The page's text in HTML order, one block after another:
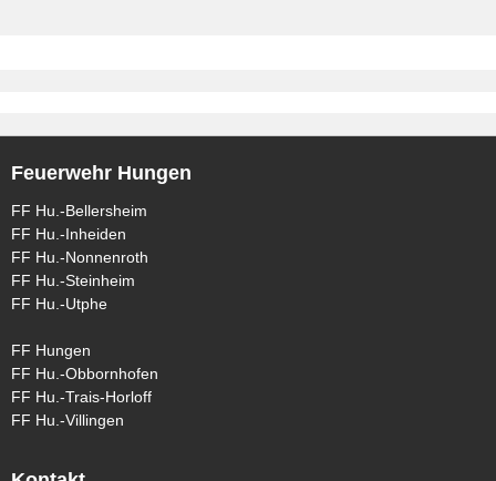
Feuerwehr Hungen
FF Hu.-Bellersheim
FF Hu.-Inheiden
FF Hu.-Nonnenroth
FF Hu.-Steinheim
FF Hu.-Utphe
FF Hungen
FF Hu.-Obbornhofen
FF Hu.-Trais-Horloff
FF Hu.-Villingen